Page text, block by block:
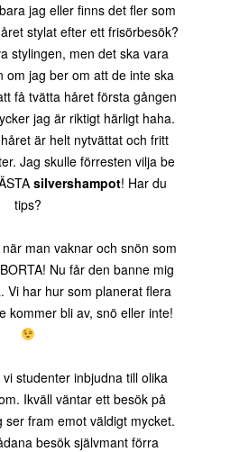
jag eller finns det fler som
stylat efter ett frisörbesök?
stylingen, men det ska vara
om jag ber om att de inte ska
få tvätta håret första gången
jag är riktigt härligt haha.
är helt nytvättat och fritt
Jag skulle förresten vilja be
silvershampot! Har du
tips?
man vaknar och snön som
Nu får den banne mig
Vi har hur som planerat flera
kommer bli av, snö eller inte!
studenter inbjudna till olika
Ikväll väntar ett besök på
ser fram emot väldigt mycket.
besök självmant förra